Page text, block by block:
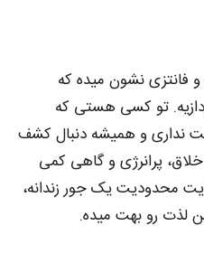
فانتزی نشون میده که
تو کسی هستی که
نداری و همیشه دنبال کشف
خلاق، پرانرژی و گاهی کمی
محدودیت یک جور زندانه،
لذت رو بهت میده.